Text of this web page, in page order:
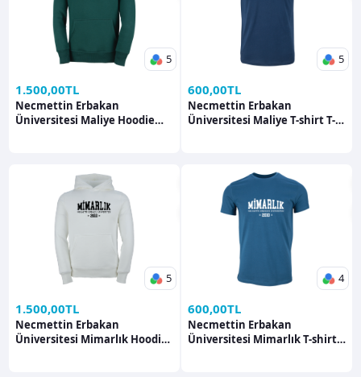
5
1.500,00TL
Necmettin Erbakan
Üniversitesi Maliye Hoodie
5
600,00TL
Necmettin Erbakan
Üniversitesi Maliye T-shirt T-
5
1.500,00TL
Necmettin Erbakan
Üniversitesi Mimarlık Hoodie
4
600,00TL
Necmettin Erbakan
Üniversitesi Mimarlık T-shirt